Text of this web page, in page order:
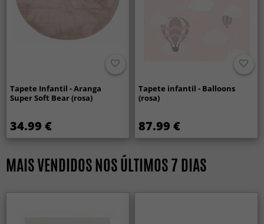
Tapete Infantil - Aranga
Super Soft Bear (rosa)
34.99 €
Tapete infantil - Balloons
(rosa)
87.99 €
MAIS VENDIDOS NOS ÚLTIMOS 7 DIAS